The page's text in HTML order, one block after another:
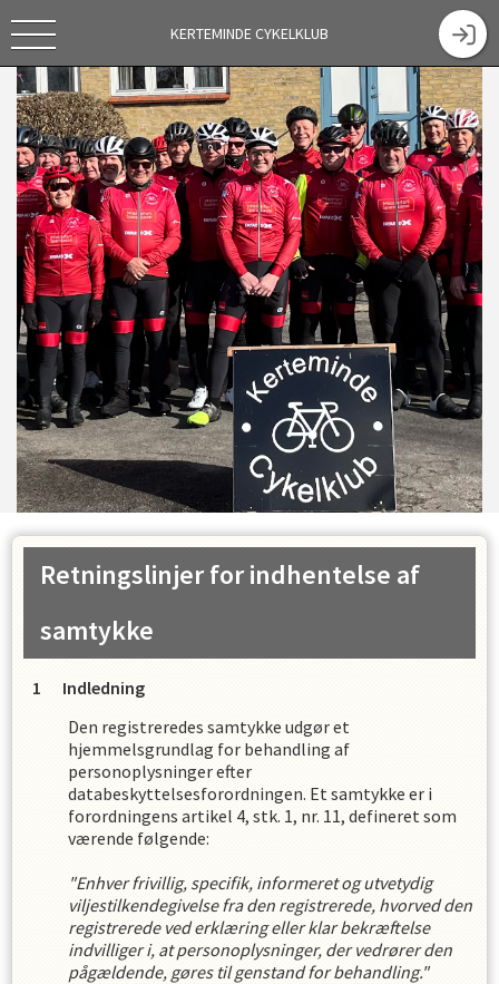
KERTEMINDE CYKELKLUB
Retningslinjer for indhentelse af
samtykke
Indledning
Den registreredes samtykke udgør et
hjemmelsgrundlag for behandling af
personoplysninger efter
databeskyttelsesforordningen. Et samtykke er i
forordningens artikel 4, stk. 1, nr. 11, defineret som
værende følgende:
"Enhver frivillig, specifik, informeret og utvetydig
viljestilkendegivelse fra den registrerede, hvorved den
registrerede ved erklæring eller klar bekræftelse
indvilliger i, at personoplysninger, der vedrører den
pågældende, gøres til genstand for behandling."